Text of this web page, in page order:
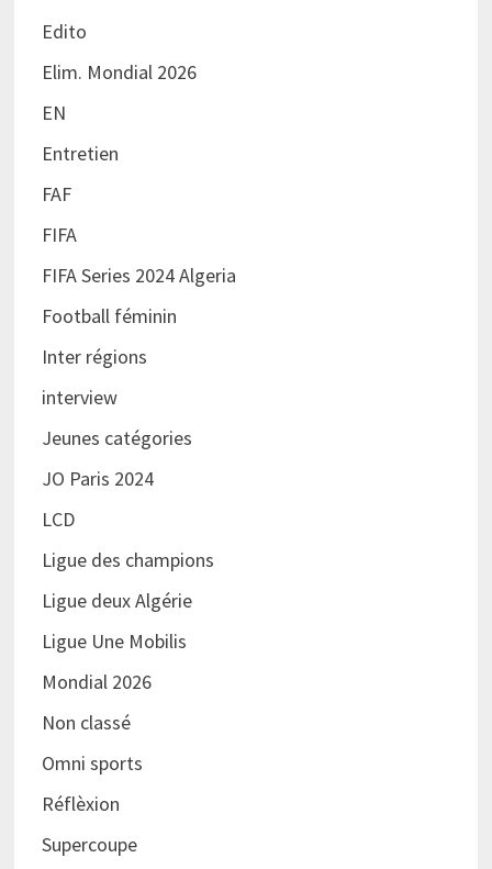
Edito
Elim. Mondial 2026
EN
Entretien
FAF
FIFA
FIFA Series 2024 Algeria
Football féminin
Inter régions
interview
Jeunes catégories
JO Paris 2024
LCD
Ligue des champions
Ligue deux Algérie
Ligue Une Mobilis
Mondial 2026
Non classé
Omni sports
Réflèxion
Supercoupe